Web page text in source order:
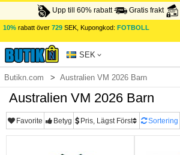
Upp till 60% rabatt Gratis frakt
10% rabatt över 729 SEK, Kupongkod: FOTBOLL
SEK
Butikn.com Australien VM 2026 Barn
Australien VM 2026 Barn
Favorite Betyg Pris, Lägst Först Sortering